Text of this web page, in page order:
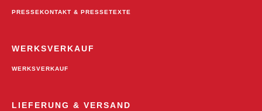
PRESSEKONTAKT & PRESSETEXTE
WERKSVERKAUF
WERKSVERKAUF
LIEFERUNG & VERSAND